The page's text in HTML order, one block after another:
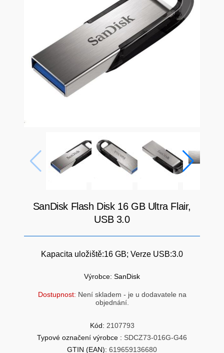
AI PC STANICE
AI ROBOTIZACE
PRACOVNÍ STANICE
HERNÍ NTB
HERNÍ PODLOŽKY
GRAFICKÉ KARTY
KLÁVESNICE A MYŠI
FLASH KARTY
ENTERPRISE
SOHO INTERNÍ DISKY
ELEKTRONIKA
CHYTRÉ OSVĚTLENÍ
SÍŤOVÉ PRVKY Pro
DOMÁCNOST
TOPENÍ
SanDisk Flash Disk 16 GB Ultra Flair,
USB 3.0
Kapacita uložiště:16 GB; Verze USB:3.0
Výrobce: SanDisk
Dostupnost: Není skladem - je u dodavatele na
objednání.
Kód: 2107793
Typové označení výrobce : SDCZ73-016G-G46
GTIN (EAN): 619659136680